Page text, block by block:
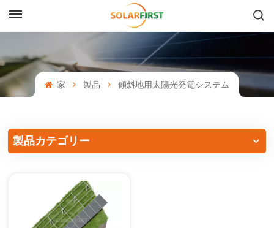
English
Français
中文
家 製品 傾斜地用太陽光発電システム
製品カテゴリー